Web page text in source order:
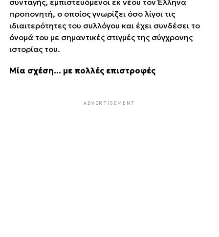
προπονητή, ο οποίος γνωρίζει όσο λίγοι τις
ιδιαιτερότητες του συλλόγου και έχει συνδέσει το
όνομά του με σημαντικές στιγμές της σύγχρονης
ιστορίας του.
Μία σχέση… με πολλές επιστροφές
ADVERTISEMENT